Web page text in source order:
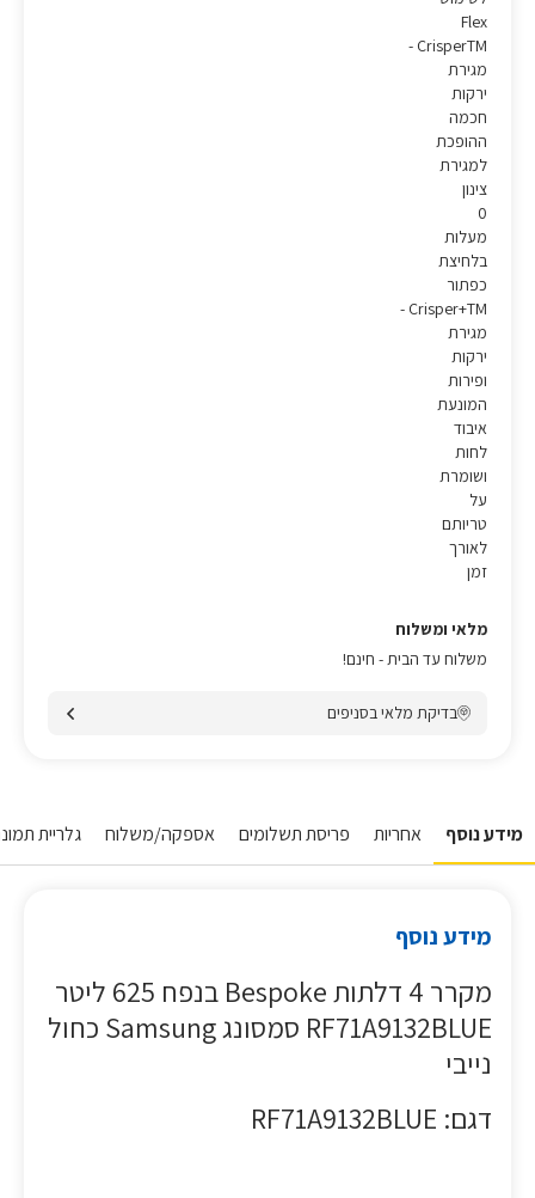
Flex
CrisperTM -
מגירת
ירקות
חכמה
ההופכת
למגירת
צינון
0
מעלות
בלחיצת
כפתור
Crisper+TM -
מגירת
ירקות
ופירות
המונעת
איבוד
לחות
ושומרת
על
טריותם
לאורך
זמן
מלאי ומשלוח
משלוח עד הבית - חינם!
בדיקת מלאי בסניפים
מידע נוסף אחריות פריסת תשלומים אספקה/משלוח גלריית
מידע נוסף
מקרר 4 דלתות Bespoke בנפח 625 ליטר
RF71A9132BLUE סמסונג Samsung כחול
נייבי
דגם: RF71A9132BLUE